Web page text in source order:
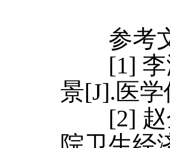
参考
[1] 李湘
景[J].医学
[2] 赵金